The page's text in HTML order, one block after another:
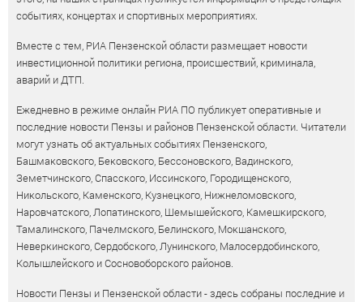
событиях, концертах и спортивных мероприятиях.
Вместе с тем, РИА Пензенской области размещает новости
инвестиционной политики региона, происшествий, криминала,
аварий и ДТП.
Ежедневно в режиме онлайн РИА ПО публикует оперативные и
последние новости Пензы и районов Пензенской области. Читатели
могут узнать об актуальных событиях Пензенского,
Башмаковского, Бековского, Бессоновского, Вадинского,
Земетчинского, Спасского, Иссинского, Городищенского,
Никольского, Каменского, Кузнецкого, Нижнеломовского,
Наровчатского, Лопатинского, Шемышейского, Камешкирского,
Тамалинского, Пачелмского, Белинского, Мокшанского,
Неверкинского, Сердобского, Лунинского, Малосердобинского,
Колышлейского и Сосновоборского районов.
Новости Пензы и Пензенской области - здесь собраны последние и